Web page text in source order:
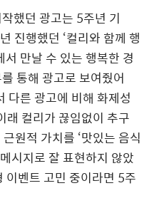
했던 광고는 5주년 기
년 진행했던 ‘컬리와 함께 행
서 만날 수 있는행복한 경
통해 광고로 보여줬어
다른광고에 비해 화제성
래 컬리가 끊임없이 추구
근원적 가치를 ‘맛있는 음식
메시지로 잘표현하지 않았
이벤트 고민 중이라면 5주